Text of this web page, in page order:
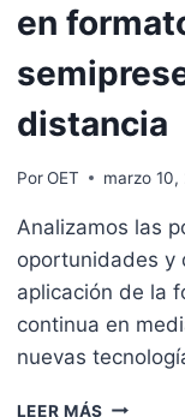
en
distancia
Por OET marzo 10,
Analizamos las
oportunidades y
aplicación de la
continua en
nuevas
LEER MÁS